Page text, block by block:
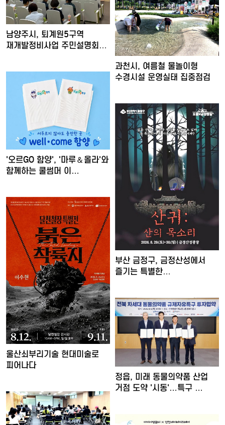
남양주시, 퇴계원5구역
재개발정비사업 주민설명회
과천시, 여름철 물놀이형
수경시설 운영실태 집중점검
'오르GO 함양', '마루＆올라'와
함께하는 쿨썸머 이…
부산 금정구, 금정산성에서
즐기는 특별한
울산쇠부리기술 현대미술로
피어나다
정읍, 미래 동물의약품 산업
거점 도약 '시동'…특구 …